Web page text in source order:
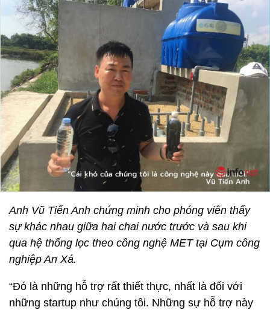
Anh Vũ Tiến Anh chứng minh cho phóng viên thấy
sự khác nhau giữa hai chai nước trước và sau khi
qua hệ thống lọc theo công nghệ MET tại Cụm công
nghiệp An Xá.
“Đó là những hỗ trợ rất thiết thực, nhất là đối với
những startup như chúng tôi. Những sự hỗ trợ này